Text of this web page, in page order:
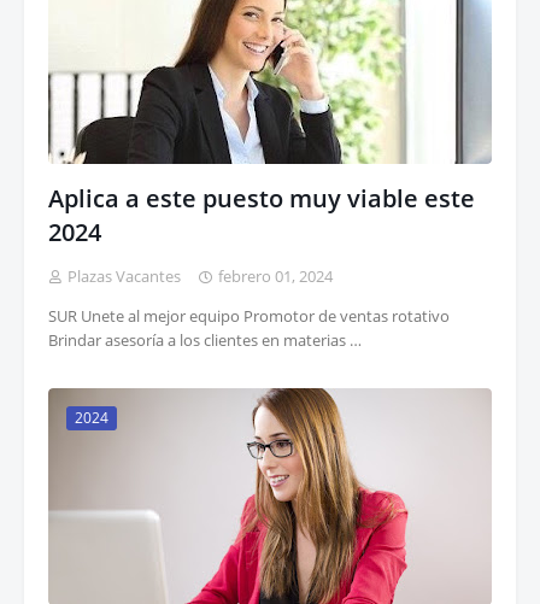
Aplica a este puesto muy viable este
2024
Plazas Vacantes
febrero 01, 2024
SUR Unete al mejor equipo Promotor de ventas rotativo
Brindar asesoría a los clientes en materias …
2024